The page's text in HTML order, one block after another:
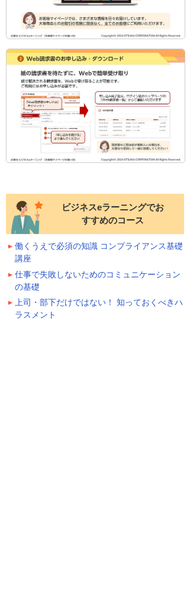
ビジネスeラーニングでお
すすめのコース
働くうえで必須の知識 コンプライアンス基礎
講座
仕事で失敗しないためのコミュニケーション
の基礎
上司・部下だけではない！ 知っておくべきハ
ラスメント